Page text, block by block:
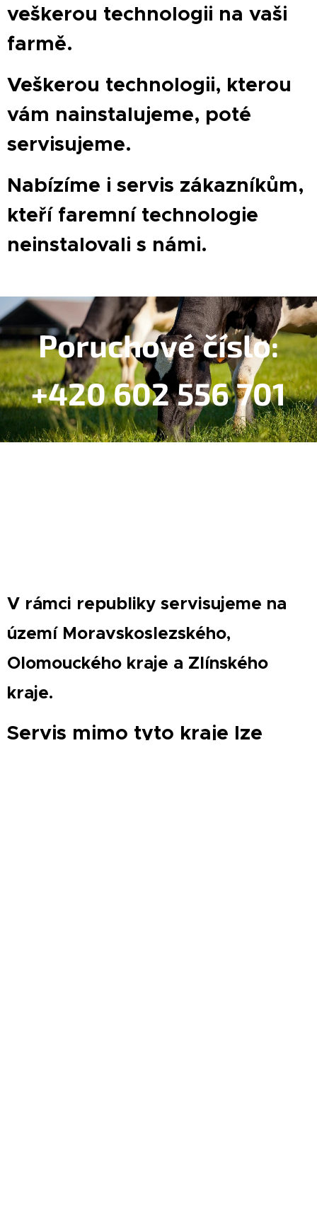
veškerou technologii na vaši
farmě.
Veškerou technologii, kterou
vám nainstalujeme, poté
servisujeme.
Nabízíme i servis zákazníkům,
kteří faremní technologie
neinstalovali s námi.
Poruchové číslo:
+420 602 556 701
V rámci republiky servisujeme na
území Moravskoslezského,
Olomouckého kraje a Zlínského
kraje.
Servis mimo tyto kraje lze